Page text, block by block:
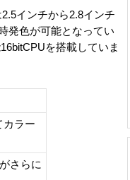
インチから2.8インチ
発色が可能となってい
を搭載していま
カラー
さらに